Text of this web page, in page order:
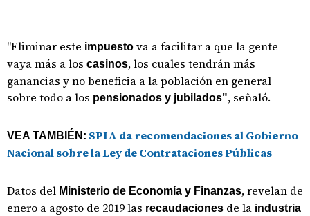
"Eliminar este impuesto va a facilitar a que la gente
vaya más a los casinos, los cuales tendrán más
ganancias y no beneficia a la población en general
sobre todo a los pensionados y jubilados", señaló.
VEA TAMBIÉN: SPIA da recomendaciones al Gobierno
Nacional sobre la Ley de Contrataciones Públicas
Datos del Ministerio de Economía y Finanzas, revelan de
enero a agosto de 2019 las recaudaciones de la industria